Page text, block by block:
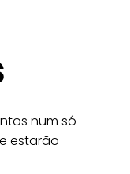
num só
estarão